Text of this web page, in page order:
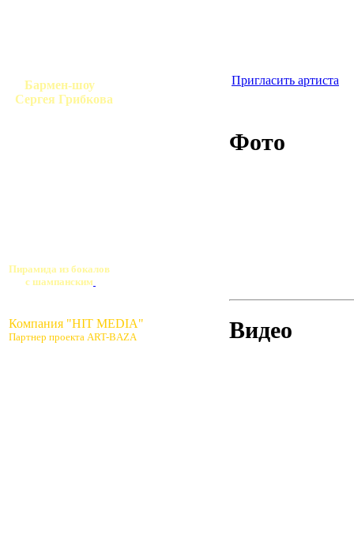
Бармен-шоу
Сергея Грибкова
Пирамида из бокалов
с шампанским
Компания "HIT MEDIA"
Партнер проекта ART-BAZA
Пригласить артиста
Фото
Видео